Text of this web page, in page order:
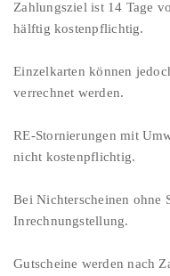
Zahlungsziel ist 14 Tage
hälftig kostenpflichtig.
Einzelkarten können
verrechnet werden.
RE-Stornierungen mit
nicht kostenpflichtig.
Bei Nichterscheinen ohne
Inrechnungstellung.
Gutscheine werden nach